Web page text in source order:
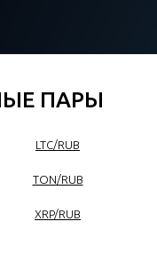
ПАРЫ
LTC/RUB
TON/RUB
XRP/RUB